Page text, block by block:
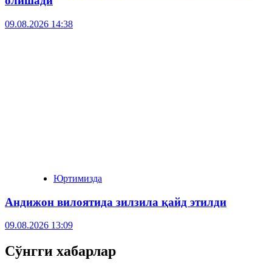
09.08.2026 14:38
Юртимизда
Андижон вилоятида зилзила қайд этилди
09.08.2026 13:09
Сўнгги хабарлар